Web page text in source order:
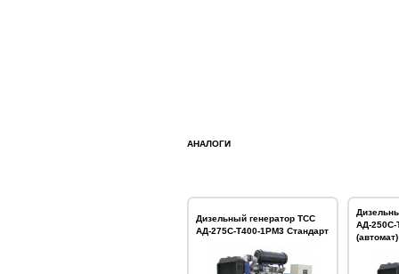
АНАЛОГИ
Дизельный генератор ТСС
АД-275С-Т400-1РМ3 Стандарт
АД-250С-
(автомат)